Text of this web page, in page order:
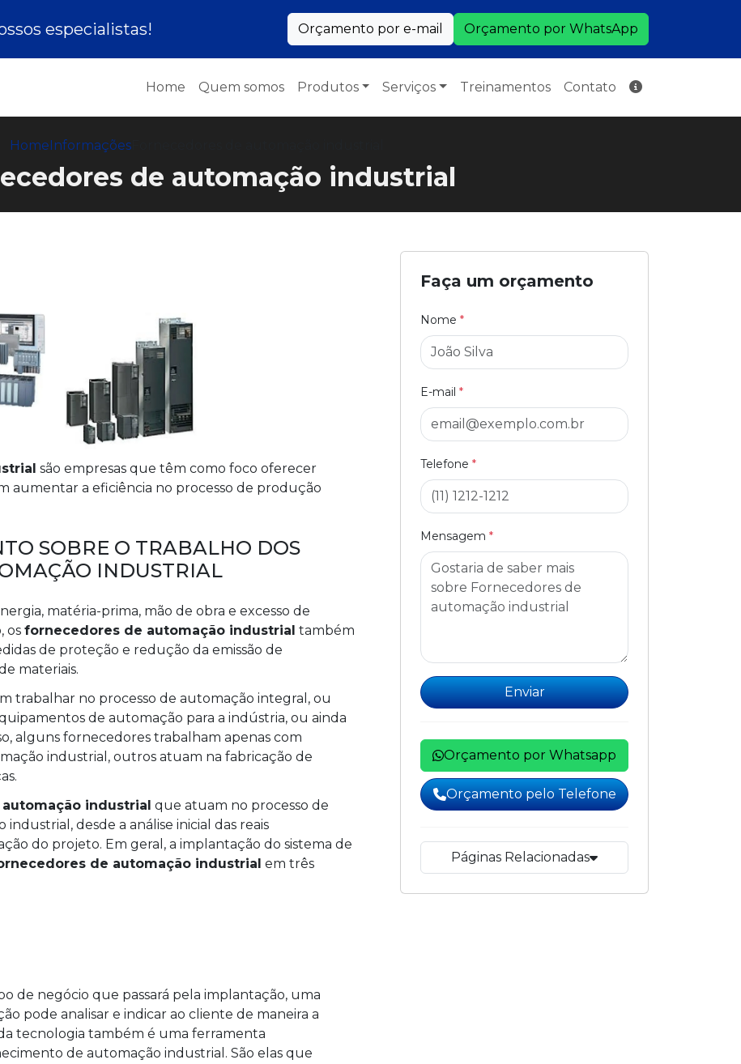
especialistas! Orçamento por e-mail Orçamento por WhatsApp
Home Quem somos Produtos Serviços Treinamentos Contato
HomeInformações
de automação industrial
são empresas que têm como foco oferecer
aumentar a eficiência no processo de produção
SOBRE O TRABALHO DOS
INDUSTRIAL
matéria-prima, mão de obra e excesso de
os fornecedores de automação industrial também
de proteção e redução da emissão de
materiais.
trabalhar no processo de automação integral, ou
de automação para a indústria, ou ainda
alguns fornecedores trabalham apenas com
industrial, outros atuam na fabricação de
industrial que atuam no processo de
desde a análise inicial das reais
do projeto. Em geral, a implantação do sistema de
de automação industrial em três
de negócio que passará pela implantação, uma
pode analisar e indicar ao cliente de maneira a
tecnologia também é uma ferramenta
de automação industrial. São elas que
Faça um orçamento
Nome*
E-mail*
Telefone*
Mensagem*
Enviar
Orçamento por Whatsapp
Orçamento pelo Telefone
Páginas Relacionadas